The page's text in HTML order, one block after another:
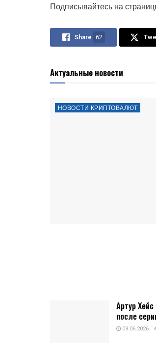
Подписывайтесь на
Share 62
Актуальные новости
НОВОСТИ КРИПТОВАЛЮТ
Артур
после
09.06.2026